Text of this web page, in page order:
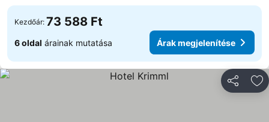
Kezdőár: 73 588 Ft
6 oldal árainak mutatása Árak megjelenítése